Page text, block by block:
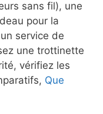
sans fil), une
pour la
service de
une trottinette
vérifiez les
Que